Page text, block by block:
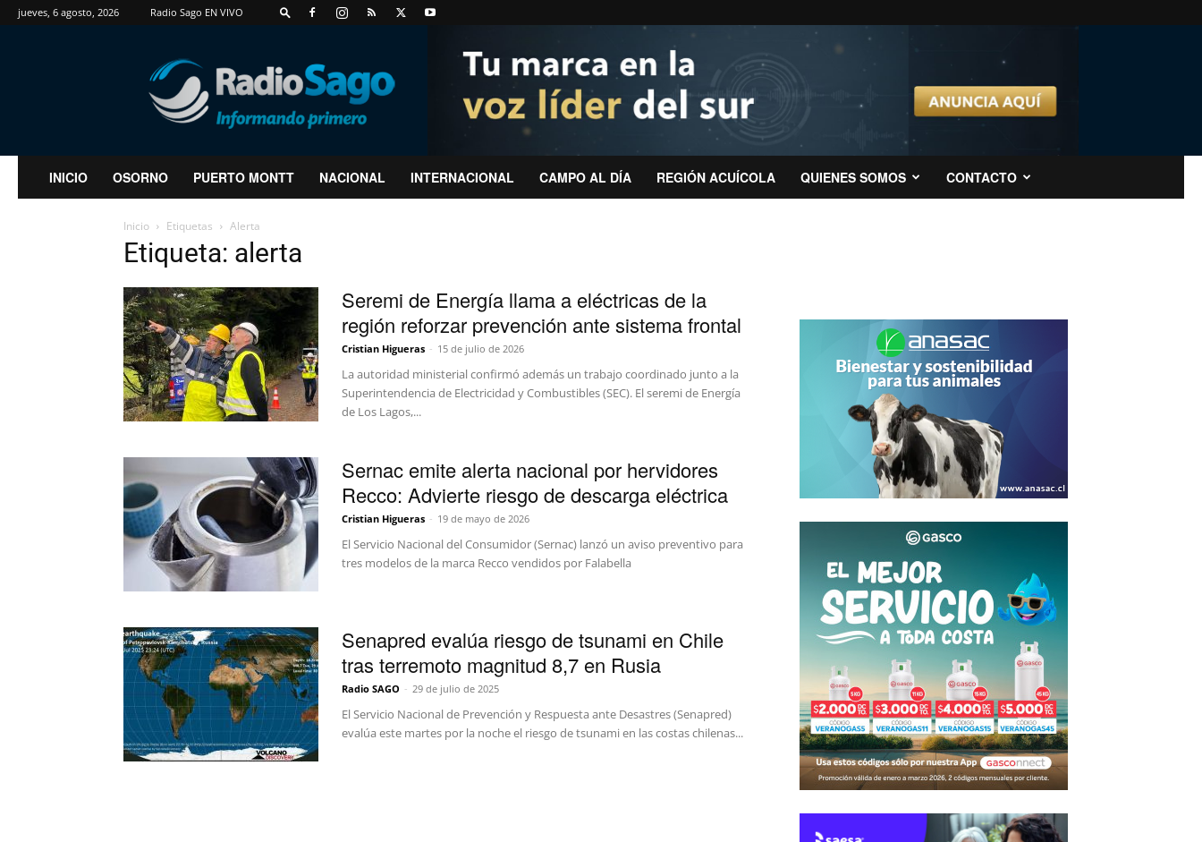
jueves, 6 agosto, 2026 Radio Sago EN VIVO
RadioSago
INICIO OSORNO PUERTO MONTT NACIONAL INTERNACIONAL CAMPO AL DÍA REGIÓN ACUÍCOLA QUIENES SOMOS CONTACTO
Inicio Etiquetas Alerta
Etiqueta: alerta
Seremi de Energía llama a eléctricas de la
región reforzar prevención ante sistema frontal
Cristian Higueras - 15 de julio de 2026
La autoridad ministerial confirmó además un trabajo coordinado junto a la
Superintendencia de Electricidad y Combustibles (SEC). El seremi de Energía
de Los Lagos,...
Sernac emite alerta nacional por hervidores
Recco: Advierte riesgo de descarga eléctrica
Cristian Higueras - 19 de mayo de 2026
El Servicio Nacional del Consumidor (Sernac) lanzó un aviso preventivo para
tres modelos de la marca Recco vendidos por Falabella
Senapred evalúa riesgo de tsunami en Chile
tras terremoto magnitud 8,7 en Rusia
Radio SAGO - 29 de julio de 2025
El Servicio Nacional de Prevención y Respuesta ante Desastres (Senapred)
evalúa este martes por la noche el riesgo de tsunami en las costas chilenas...